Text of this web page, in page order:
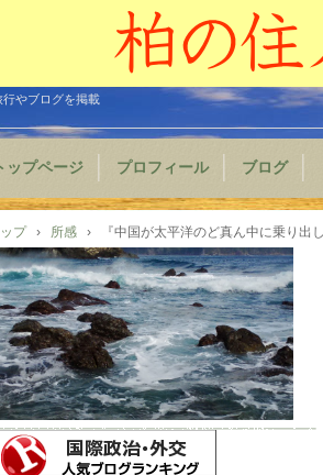
行やブログを掲載
トップページ プロフィール ブログ
ップ › 所感 › 『中国が太平洋のど真ん中に乗り